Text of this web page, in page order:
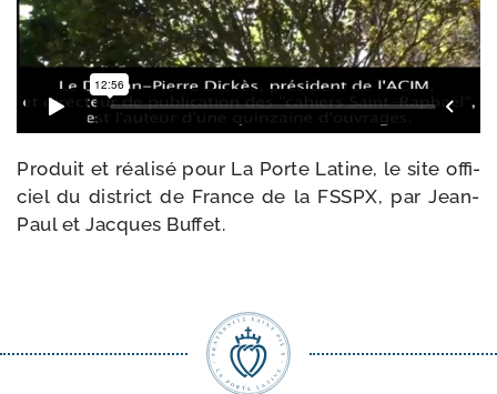
Produit et réa­li­sé pour La Porte Latine, le site offi­
ciel du dis­trict de France de la FSSPX, par Jean-​
Paul et Jacques Buffet.